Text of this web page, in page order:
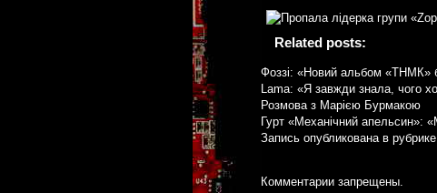
Related posts:
Фоззі: «Новий альбом «ТНМК»
Lama: «Я завжди знала, чого
Розмова з Марією Бурмакою
Гурт «Механічний апельсин»:
Запись опубликована в рубрике
Комментарии запрещены.